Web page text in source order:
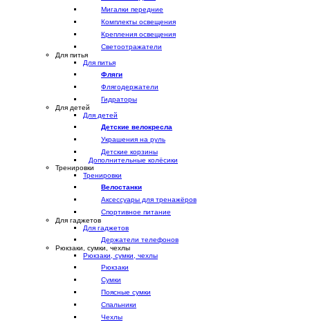
Мигалки передние
Комплекты освещения
Крепления освещения
Светоотражатели
Для питья
Для питья
Фляги
Флягодержатели
Гидраторы
Для детей
Для детей
Детские велокресла
Украшения на руль
Детские корзины
Дополнительные колёсики
Тренировки
Тренировки
Велостанки
Аксессуары для тренажёров
Спортивное питание
Для гаджетов
Для гаджетов
Держатели телефонов
Рюкзаки, сумки, чехлы
Рюкзаки, сумки, чехлы
Рюкзаки
Сумки
Поясные сумки
Спальники
Чехлы